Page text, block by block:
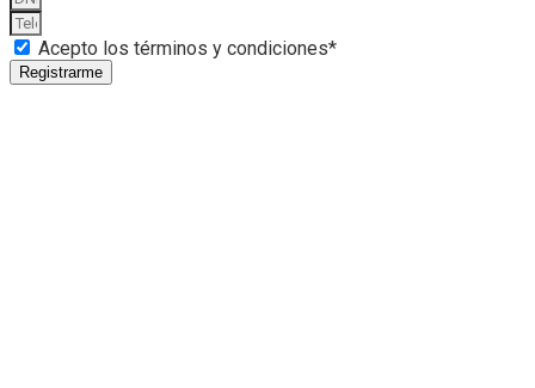
Acepto los términos y condiciones*
Registrarme